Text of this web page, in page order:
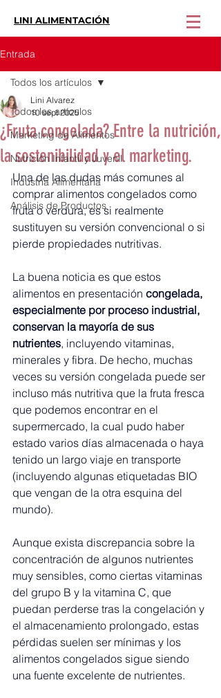
LINI ALIMENTACIÓN
Entrada
Todos los artículos
Marketing de Alimentos
Nutrición Infantil y Juvenil
Industria Alimentaria
Análisis de Productos
Todos los artículos
¿Fruta congelada? Entre la nutrición,
la sostenibilidad y el marketing.
Lini Alvarez
10 sept 2025
Una de las dudas más comunes al
comprar alimentos congelados como
fruta o verdura, es si realmente
sustituyen su versión convencional o si
pierde propiedades nutritivas.
La buena noticia es que estos
alimentos en presentación congelada,
especialmente por proceso industrial,
conservan la mayoría de sus
nutrientes, incluyendo vitaminas,
minerales y fibra. De hecho, muchas
veces su versión congelada puede ser
incluso más nutritiva que la fruta fresca
que podemos encontrar en el
supermercado, la cual pudo haber
estado varios días almacenada o haya
tenido un largo viaje en transporte
(incluyendo algunas etiquetadas BIO
que vengan de la otra esquina del
mundo).
Aunque exista discrepancia sobre la
concentración de algunos nutrientes
muy sensibles, como ciertas vitaminas
del grupo B y la vitamina C, que
puedan perderse tras la congelación y
el almacenamiento prolongado, estas
pérdidas suelen ser mínimas y los
alimentos congelados sigue siendo
una fuente excelente de nutrientes.